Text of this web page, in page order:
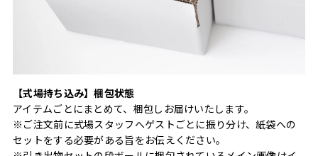
【式場持ち込み】梱包状態
アイテムごとにまとめて、梱包しお届けいたします。
※ご注文前に式場スタッフへゲストごとに振り分け、紙袋への
セットをする必要がある旨をお伝えください。